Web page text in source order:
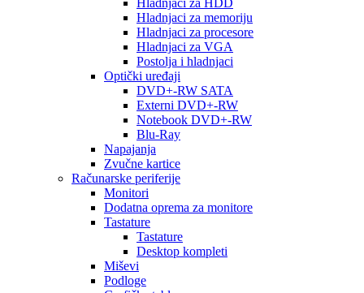
Hladnjaci za HDD
Hladnjaci za memoriju
Hladnjaci za procesore
Hladnjaci za VGA
Postolja i hladnjaci
Optički uređaji
DVD+-RW SATA
Externi DVD+-RW
Notebook DVD+-RW
Blu-Ray
Napajanja
Zvučne kartice
Računarske periferije
Monitori
Dodatna oprema za monitore
Tastature
Tastature
Desktop kompleti
Miševi
Podloge